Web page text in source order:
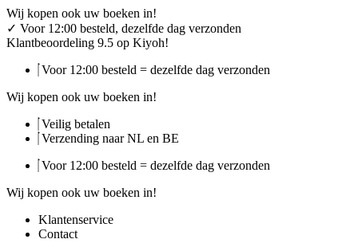
Ga
naar
de
Wij kopen ook uw boeken in!
✓ Voor 12:00 besteld, dezelfde dag verzonden
Klantbeoordeling 9.5 op Kiyoh!
Voor 12:00 besteld = dezelfde dag verzonden
Wij kopen ook uw boeken in!
Veilig betalen
Verzending naar NL en BE
Voor 12:00 besteld = dezelfde dag verzonden
Wij kopen ook uw boeken in!
Klantenservice
Contact